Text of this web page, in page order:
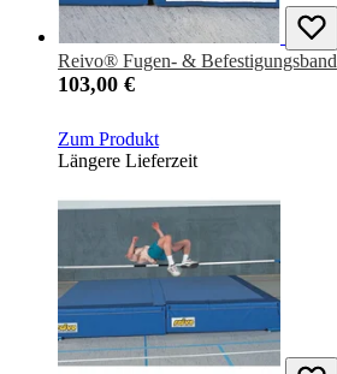
Reivo® Fugen- & Befestigungsband
103,00 €
Zum Produkt
Längere Lieferzeit